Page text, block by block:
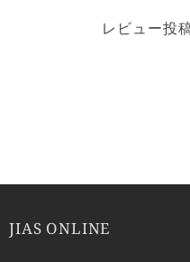
レビュー投
JIAS ONLINE